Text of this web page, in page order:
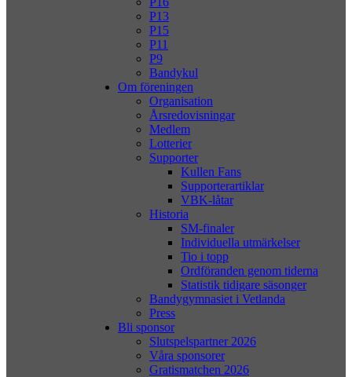
P13
P15
P11
P9
Bandykul
Om föreningen
Organisation
Årsredovisningar
Medlem
Lotterier
Supporter
Kullen Fans
Supporterartiklar
VBK-låtar
Historia
SM-finaler
Individuella utmärkelser
Tio i topp
Ordföranden genom tiderna
Statistik tidigare säsonger
Bandygymnasiet i Vetlanda
Press
Bli sponsor
Slutspelspartner 2026
Våra sponsorer
Gratismatchen 2026